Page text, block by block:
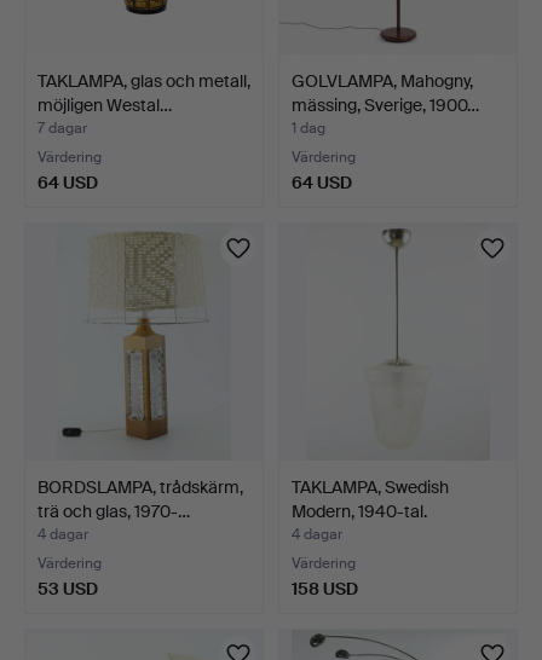
TAKLAMPA, glas och metall,
möjligen Westal…
7 dagar
Värdering
64 USD
GOLVLAMPA, Mahogny,
mässing, Sverige, 1900…
1 dag
Värdering
64 USD
BORDSLAMPA, trådskärm,
trä och glas, 1970-…
4 dagar
Värdering
53 USD
TAKLAMPA, Swedish
Modern, 1940-tal.
4 dagar
Värdering
158 USD